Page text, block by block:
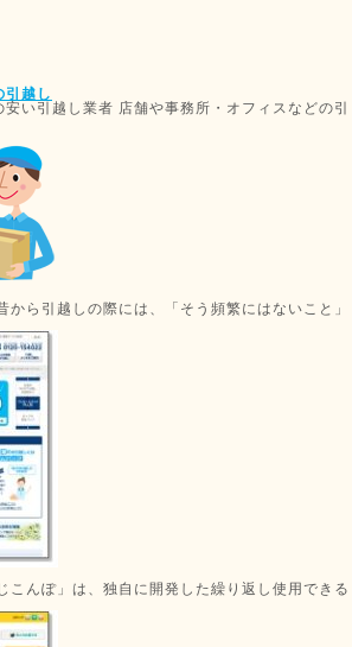
引越し
い引越し業者 店舗や事務所・オフィスなどの引
から引越しの際には、「そう頻繁にはないこと」
こんぽ」は、独自に開発した繰り返し使用できる